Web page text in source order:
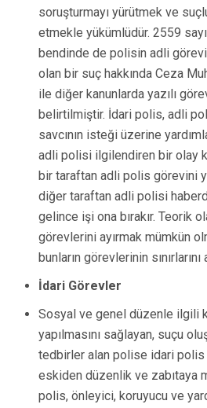
soruşturmayı yürütmek ve
etmekle yükümlüdür. 2559
bendinde de polisin adli
olan bir suç hakkında Ceza
ile diğer kanunlarda yazılı
belirtilmiştir. İdari polis, adli
savcının isteği üzerine
adli polisi ilgilendiren bir olay
bir taraftan adli polis görevini
diğer taraftan adli polisi
gelince işi ona bırakır. Teorik
görevlerini ayırmak mümkün
bunların görevlerinin
İdari Görevler
Sosyal ve genel düzenle ilgili
yapılmasını sağlayan, suçu
tedbirler alan polise idari polis
eskiden düzenlik ve zabıtaya
polis, önleyici, koruyucu ve